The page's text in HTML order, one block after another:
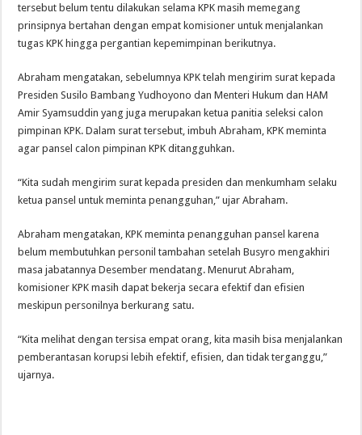
tersebut belum tentu dilakukan selama KPK masih memegang
prinsipnya bertahan dengan empat komisioner untuk menjalankan
tugas KPK hingga pergantian kepemimpinan berikutnya.
Abraham mengatakan, sebelumnya KPK telah mengirim surat kepada
Presiden Susilo Bambang Yudhoyono dan Menteri Hukum dan HAM
Amir Syamsuddin yang juga merupakan ketua panitia seleksi calon
pimpinan KPK. Dalam surat tersebut, imbuh Abraham, KPK meminta
agar pansel calon pimpinan KPK ditangguhkan.
“Kita sudah mengirim surat kepada presiden dan menkumham selaku
ketua pansel untuk meminta penangguhan,” ujar Abraham.
Abraham mengatakan, KPK meminta penangguhan pansel karena
belum membutuhkan personil tambahan setelah Busyro mengakhiri
masa jabatannya Desember mendatang. Menurut Abraham,
komisioner KPK masih dapat bekerja secara efektif dan efisien
meskipun personilnya berkurang satu.
“Kita melihat dengan tersisa empat orang, kita masih bisa menjalankan
pemberantasan korupsi lebih efektif, efisien, dan tidak terganggu,”
ujarnya.